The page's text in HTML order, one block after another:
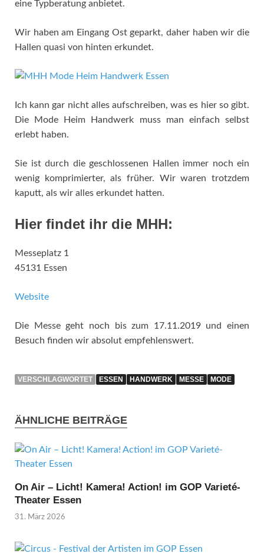
eine Typberatung anbietet.
Wir haben am Eingang Ost geparkt, daher haben wir die
Hallen quasi von hinten erkundet.
Ich kann gar nicht alles aufschreiben, was es hier so gibt.
Die Mode Heim Handwerk muss man einfach selbst
erlebt haben.
Sie ist durch die geschlossenen Hallen immer noch ein
wenig komprimierter, als früher. Wir waren trotzdem
kaputt, als wir alles erkundet hatten.
Hier findet ihr die MHH:
Messeplatz 1
45131 Essen
Website
Die Messe geht noch bis zum 17.11.2019 und einen
Besuch finden wir absolut empfehlenswert.
VERSCHLAGWORTET ESSEN HANDWERK MESSE MODE
ÄHNLICHE BEITRÄGE
On Air – Licht! Kamera! Action! im GOP Varieté-
Theater Essen
31. März 2026